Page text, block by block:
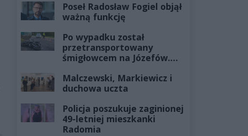
Poseł Radosław Fogiel objął
ważną funkcję
Po wypadku został
przetransportowany
śmigłowcem na Józefów.
żyłach
Malczewski, Markiewicz i
duchowa uczta
Policja poszukuje zaginionej
49-letniej mieszkanki
Radomia